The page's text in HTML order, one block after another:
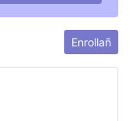
Enrollañ